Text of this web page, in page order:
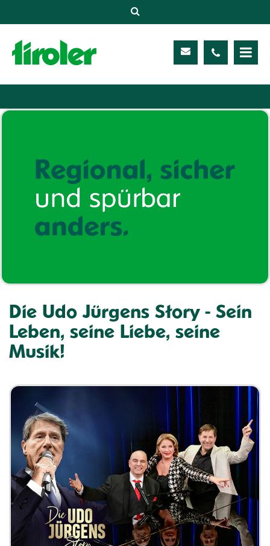
Service
Meine TIROLER
Karriere
Die Udo Jürgens Story - Sein
Leben, seine Liebe, seine
Musik!